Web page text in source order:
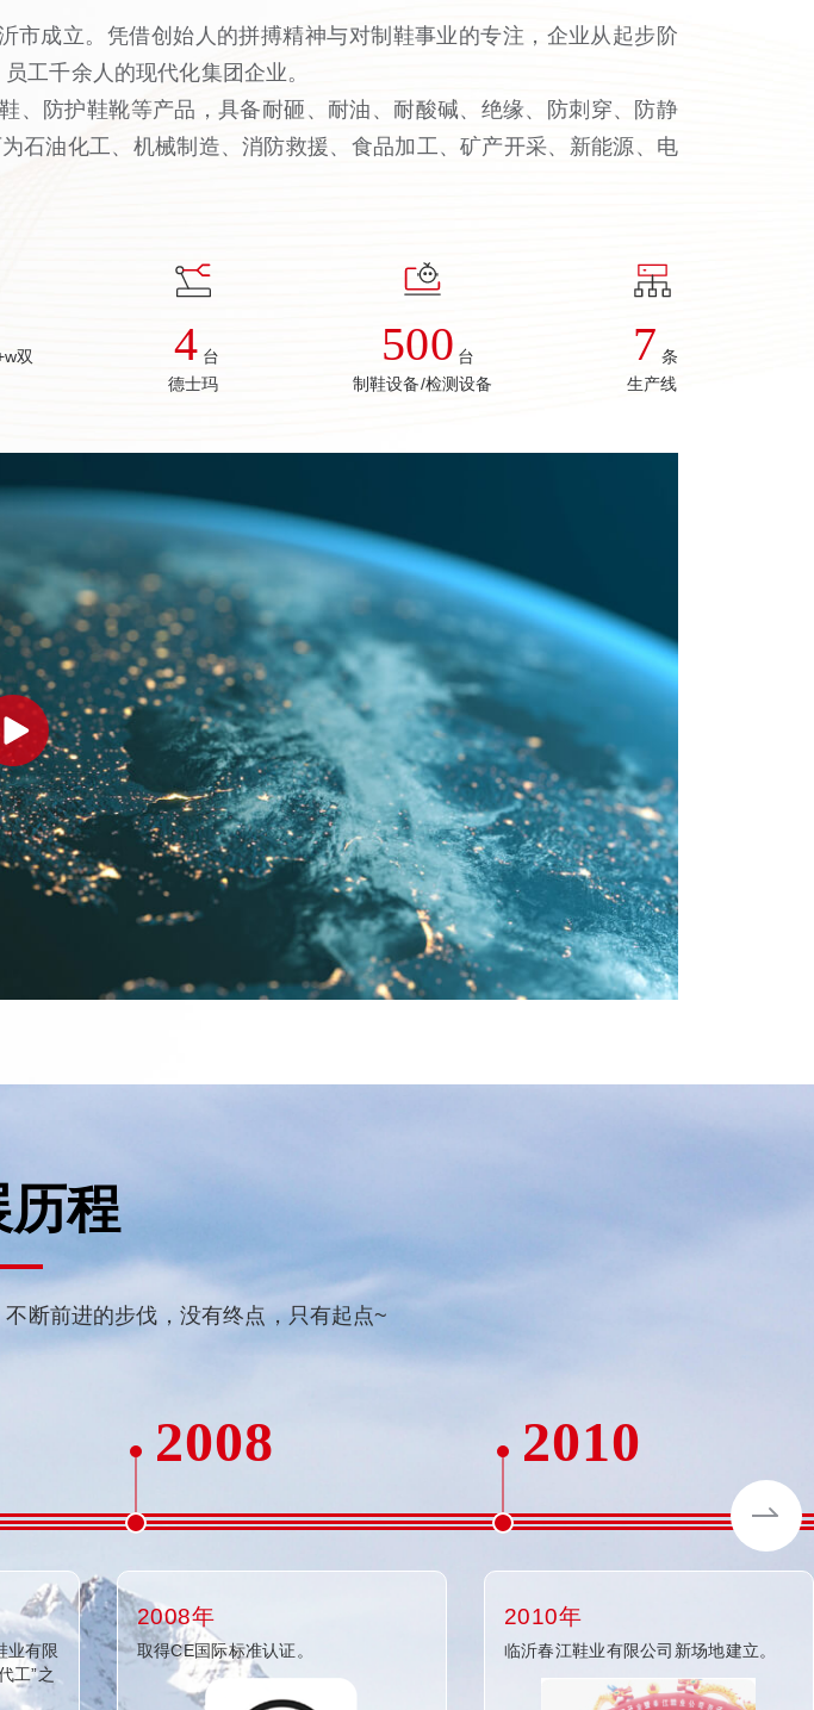
成立。凭借创始人的拼搏精神与对制鞋事业的专注，企业从起步阶
工千余人的现代化集团企业。
、防护鞋靴等产品，具备耐砸、耐油、耐酸碱、绝缘、防刺穿、防静
石油化工、机械制造、消防救援、食品加工、矿产开采、新能源、电
双
4 台
德士玛
500 台
制鞋设备/检测设备
7 条
生产线
程
断前进的步伐，没有终点，只有起点~
业有限
工”之
2008
2008年
取得CE国际标准认证。
2010
2010年
临沂春江鞋业有限公司新场地建立。